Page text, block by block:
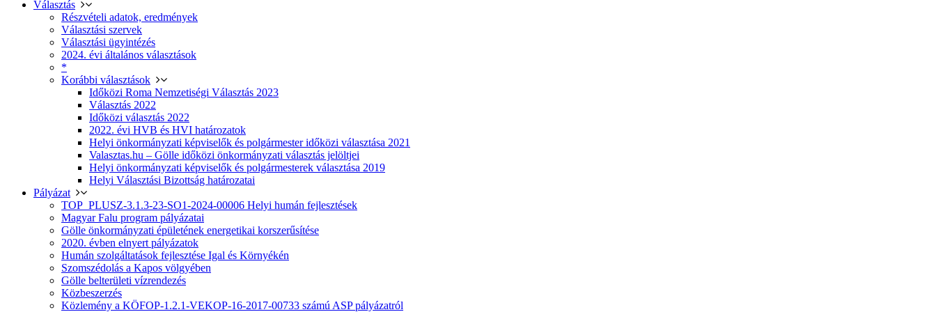
Választás
Részvételi adatok, eredmények
Választási szervek
Választási ügyintézés
2024. évi általános választások
*
Korábbi választások
Időközi Roma Nemzetiségi Választás 2023
Választás 2022
Időközi választás 2022
2022. évi HVB és HVI határozatok
Helyi önkormányzati képviselők és polgármester időközi választása 2021
Valasztas.hu – Gölle időközi önkormányzati választás jelöltjei
Helyi önkormányzati képviselők és polgármesterek választása 2019
Helyi Választási Bizottság határozatai
Pályázat
TOP_PLUSZ-3.1.3-23-SO1-2024-00006 Helyi humán fejlesztések
Magyar Falu program pályázatai
Gölle önkormányzati épületének energetikai korszerűsítése
2020. évben elnyert pályázatok
Humán szolgáltatások fejlesztése Igal és Környékén
Szomszédolás a Kapos völgyében
Gölle belterületi vízrendezés
Közbeszerzés
Közlemény a KÖFOP-1.2.1-VEKOP-16-2017-00733 számú ASP pályázatról